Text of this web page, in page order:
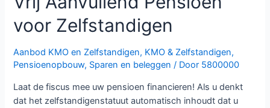
extra
bescherming
genieten.
voor Zelfstandigen
Aanbod KMO en Zelfstandigen, KMO & Zelfstandigen,
Pensioenopbouw, Sparen en beleggen / Door 5800000
Laat de fiscus mee uw pensioen financieren! Als u denkt
dat het zelfstandigenstatuut automatisch inhoudt dat u